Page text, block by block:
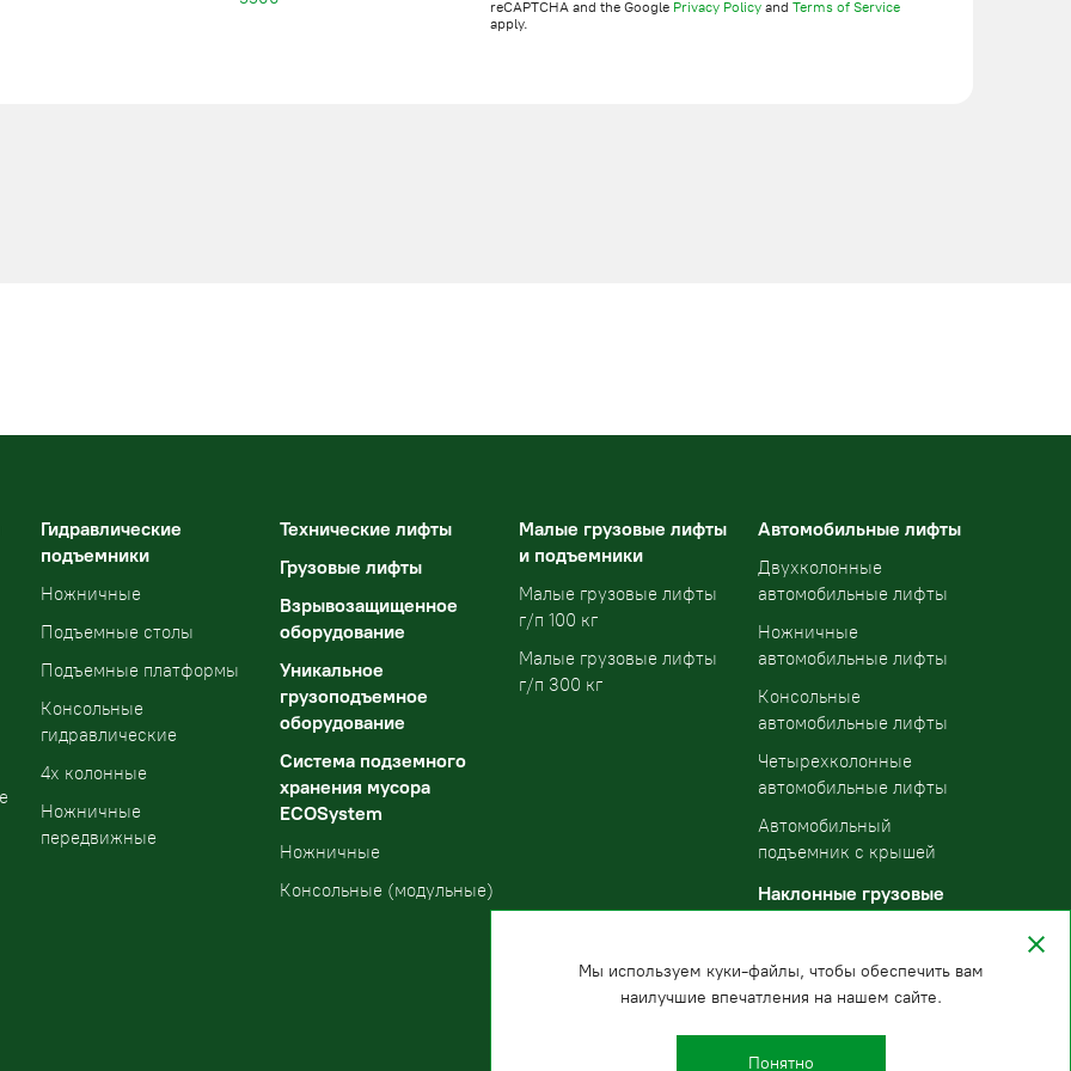
reCAPTCHA and the Google Privacy Policy and Terms of Service
apply.
Гидравлические
подъемники
Ножничные
Подъемные столы
Подъемные платформы
Консольные
гидравлические
4х колонные
Ножничные
передвижные
Технические лифты
Грузовые лифты
Взрывозащищенное
оборудование
Уникальное
грузоподъемное
оборудование
Система подземного
хранения мусора
ECOSystem
Ножничные
Консольные (модульные)
Малые грузовые лифты
и подъемники
Малые грузовые лифты
г/п 100 кг
Малые грузовые лифты
г/п 300 кг
Автомобильные лифты
Двухколонные
автомобильные лифты
Ножничные
автомобильные лифты
Консольные
автомобильные лифты
Четырехколонные
автомобильные лифты
Автомобильный
подъемник с крышей
Наклонные грузовые
Мы используем куки-файлы, чтобы обеспечить вам
наилучшие впечатления на нашем сайте.
Понятно